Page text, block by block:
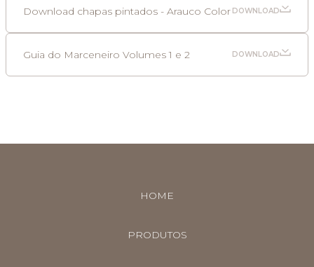
Download chapas pintados - Arauco Color DOWNLOAD
Guia do Marceneiro Volumes 1 e 2 DOWNLOAD
HOME
PRODUTOS